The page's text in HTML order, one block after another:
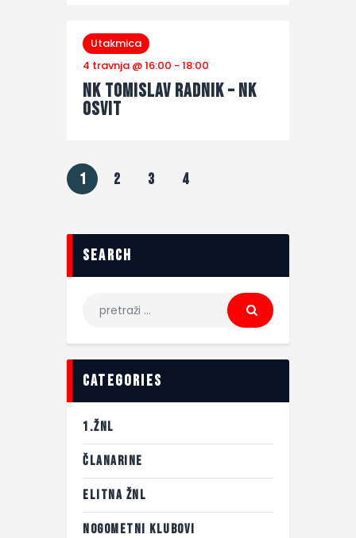
Utakmica
4 travnja @ 16:00 - 18:00
NK Tomislav Radnik – NK
Osvit
1 2 3 4
search
categories
1.ŽNL
ČLANARINE
ELITNA ŽNL
NOGOMETNI KLUBOVI